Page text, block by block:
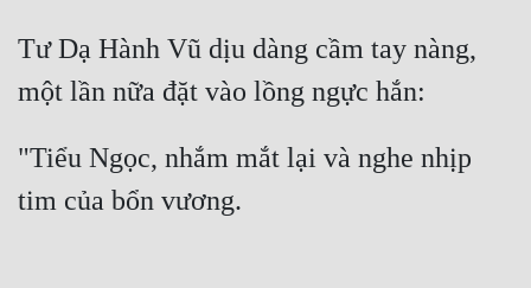
Tư Dạ Hành Vũ dịu dàng cầm tay nàng,
một lần nữa đặt vào lồng ngực hắn:
"Tiểu Ngọc, nhắm mắt lại và nghe nhịp
tim của bổn vương.